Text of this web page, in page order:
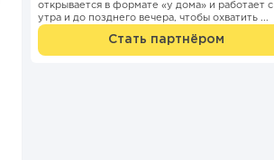
открывается в формате «у дома» и работает с
утра и до позднего вечера, чтобы охватить ...
Стать партнёром